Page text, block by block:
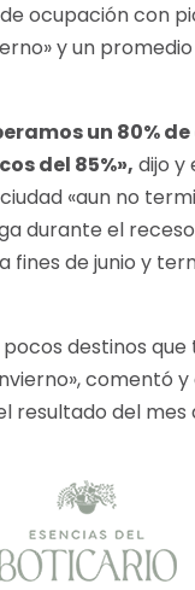
ocupación con
y un promedio
un 80%
del 85%», dijo y
«aun no
durante el
fines de junio y
pocos destinos
comentó y
resultado del mes